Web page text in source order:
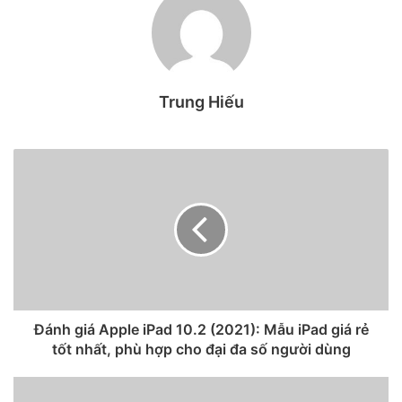
thông minh thành công nhất
toàn cầu tính theo doanh thu.
đã giành được thị phần cao nhất ở Châu Âu, Ấn Độ, Trung
Apple cũng đã dẫn đầu thị trường điện thoại thông minh
Trung Hiếu
Đánh giá Apple iPad 10.2 (2021): Mẫu iPad giá rẻ
tốt nhất, phù hợp cho đại đa số người dùng